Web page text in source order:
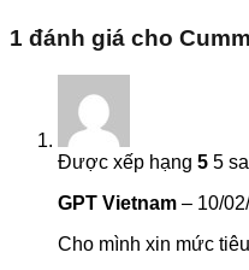
1 đánh giá cho
Được xếp hạng 5 5
GPT Vietnam – 10/
Cho mình xin mức